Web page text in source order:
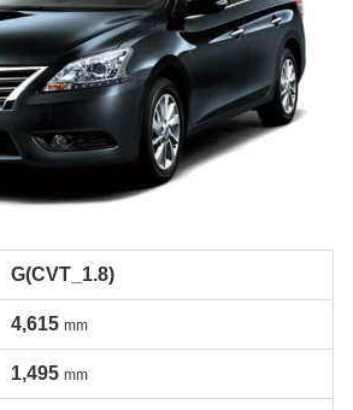
G(CVT_1.8)
4,615 mm
1,495 mm